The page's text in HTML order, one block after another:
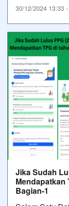
30/12/2024 13:33
Jika Sudah
Mendapatkan
Bagian-1